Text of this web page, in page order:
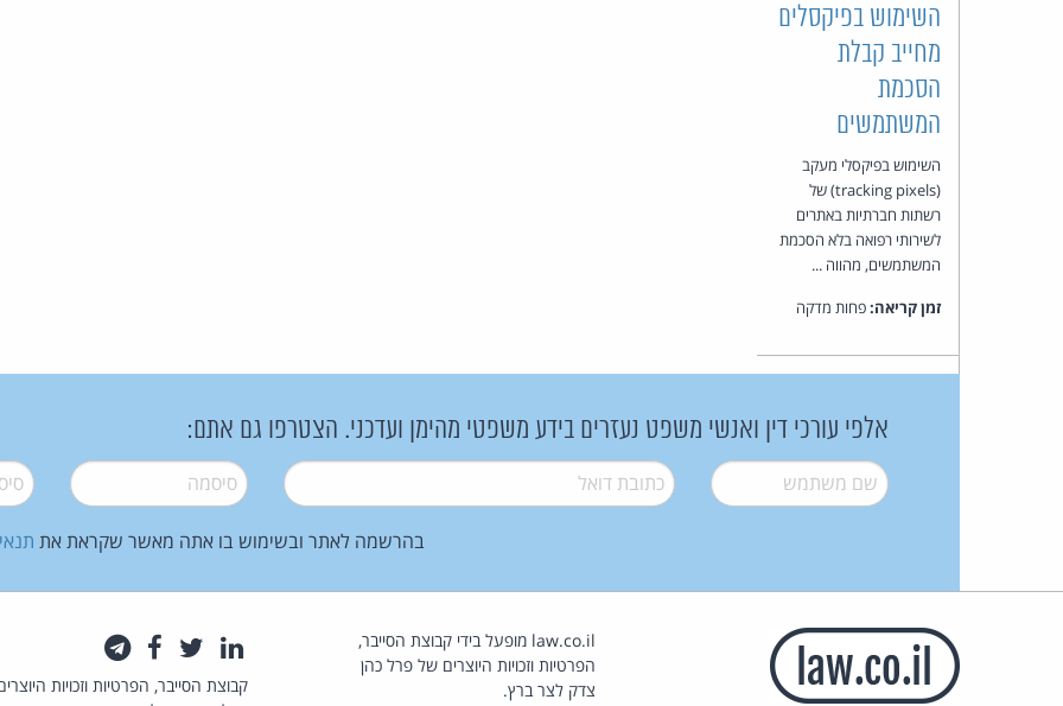
השימוש בפיקסלים
מחייב קבלת
הסכמת
המשתמשים
השימוש בפיקסלי מעקב
(tracking pixels) של
רשתות חברתיות באתרים
לשירותי רפואה בלא הסכמת
המשתמשים, מהווה ...
זמן קריאה:פחות מדקה
אלפי עורכי דין ואנשי משפט נעזרים בידע משפטי מהימן ועדכני. הצטרפו גם אתם:
שם משתמש* דואל* סיסמה*
בהרשמה לאתר ובשימוש בו אתה מאשר שקראת את
law.co.il מופעל בידי קבוצת הסייבר,
הפרטיות וזכויות היוצרים של פרל כהן
צדק לצר ברץ.
לינקדאין
טוויטרפייסבוק
קבוצת הסייבר, הפרטיות וזכויות